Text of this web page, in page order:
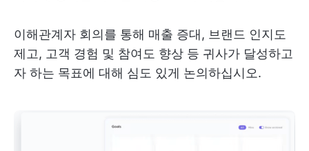
이해관계자 회의를 통해 매출 증대, 브랜드 인지도
제고, 고객 경험 및 참여도 향상 등 귀사가 달성하고
자 하는 목표에 대해 심도 있게 논의하십시오.